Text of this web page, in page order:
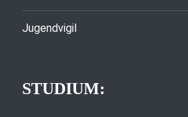
Jugendvigil
STUDIUM: